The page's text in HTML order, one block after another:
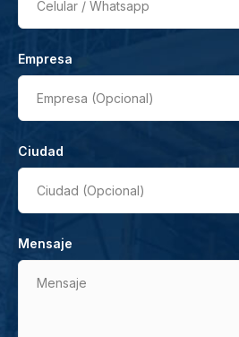
Celular / Whatsapp
Empresa
Empresa (Opcional)
Ciudad
Ciudad (Opcional)
Mensaje
Mensaje